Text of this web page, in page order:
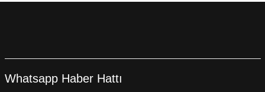
Whatsapp Haber Hattı